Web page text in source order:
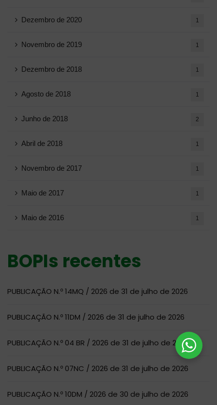
Dezembro de 2020 1
Novembro de 2019 1
Dezembro de 2018 1
Agosto de 2018 1
Junho de 2018 2
Abril de 2018 1
Novembro de 2017 1
Maio de 2017 1
Maio de 2016 1
BOPIs recentes
PUBLICAÇÃO N.º 14MQ / 2026 de 31 de julho de 2026
PUBLICAÇÃO N.º 11DM / 2026 de 31 de julho de 2026
PUBLICAÇÃO N.º 04 BR / 2026 de 31 de julho de 2026
PUBLICAÇÃO N.º 07NC / 2026 de 31 de julho de 2026
PUBLICAÇÃO N.º 10DM / 2026 de 30 de julho de 2026